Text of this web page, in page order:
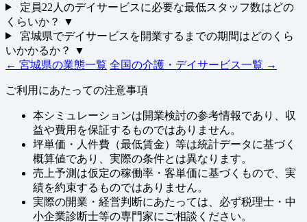
定員22人のデイサービスに必要な最低スタッフ数はどの
くらいか？
▼
宮城県でデイサービスを開業するまでの期間はどのくら
いかかるか？
▼
← 宮城県の業態一覧 全国の介護・デイサービス一覧 →
ご利用にあたっての注意事項
本シミュレーションは開業検討の参考情報であり、収
益や費用を保証するものではありません。
坪単価・人件費（最低賃金）等は統計データに基づく
概算値であり、実際の条件とは異なります。
売上予測は仮定の稼働率・客単価に基づくもので、実
績を約束するものではありません。
実際の開業・経営判断にあたっては、必ず税理士・中
小企業診断士等の専門家にご相談ください。